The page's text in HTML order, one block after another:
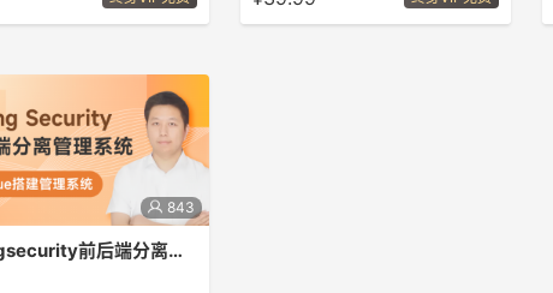
843
springsecurity前后端分离权限管理系统